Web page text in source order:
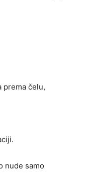
prema čelu,
nude samo